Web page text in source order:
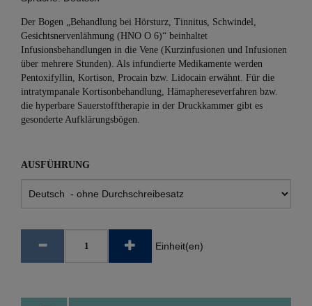
Der Bogen „Behandlung bei Hörsturz, Tinnitus, Schwindel,
Gesichtsnervenlähmung (HNO O 6)“ beinhaltet
Infusionsbehandlungen in die Vene (Kurzinfusionen und Infusionen
über mehrere Stunden). Als infundierte Medikamente werden
Pentoxifyllin, Kortison, Procain bzw. Lidocain erwähnt. Für die
intratympanale Kortisonbehandlung, Hämaphereseverfahren bzw.
die hyperbare Sauerstofftherapie in der Druckkammer gibt es
gesonderte Aufklärungsbögen.
AUSFÜHRUNG
Einheit(en)